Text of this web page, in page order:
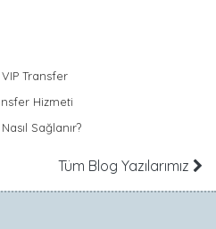
Transfer
Hizmeti
Sağlanır?
Tüm Blog Yazılarımız